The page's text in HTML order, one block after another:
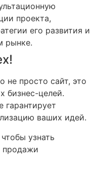
проекта,
его развития и
рынке.
не просто сайт, это
бизнес-целей.
гарантирует
ваших идей.
узнать
продажи